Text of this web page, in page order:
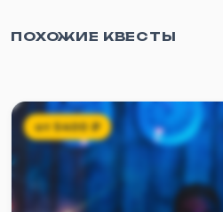
ПОХОЖИЕ КВЕСТЫ
от5400₽